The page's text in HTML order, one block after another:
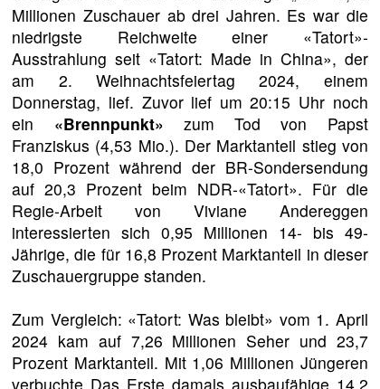
Millionen Zuschauer ab drei Jahren. Es war die
niedrigste Reichweite einer «Tatort»-
Ausstrahlung seit «Tatort: Made in China», der
am 2. Weihnachtsfeiertag 2024, einem
Donnerstag, lief. Zuvor lief um 20:15 Uhr noch
ein «Brennpunkt» zum Tod von Papst
Franziskus (4,53 Mio.). Der Marktanteil stieg von
18,0 Prozent während der BR-Sondersendung
auf 20,3 Prozent beim NDR-«Tatort». Für die
Regie-Arbeit von Viviane Andereggen
interessierten sich 0,95 Millionen 14- bis 49-
Jährige, die für 16,8 Prozent Marktanteil in dieser
Zuschauergruppe standen.
Zum Vergleich: «Tatort: Was bleibt» vom 1. April
2024 kam auf 7,26 Millionen Seher und 23,7
Prozent Marktanteil. Mit 1,06 Millionen Jüngeren
verbuchte Das Erste damals ausbaufähige 14,2